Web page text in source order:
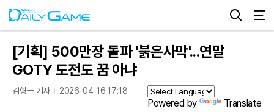
[기획] 500만장 돌파 '붉은사막'...연말
GOTY 도전도 꿈 아냐
김형근 기자 2026-04-16 17:18
Powered by Translate